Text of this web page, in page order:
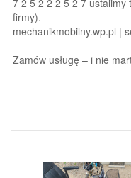
7 2 5 2 2 2 5 2 7
firmy).
mechanikmobilny.wp.pl |
Zamów usługę – i nie